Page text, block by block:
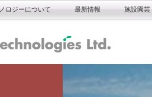
ロジーについて 最新情報 施設園芸